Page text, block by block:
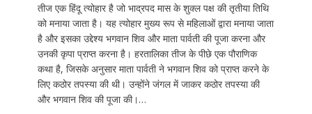
तीज एक हिंदू त्योहार है जो भाद्रपद मास के शुक्ल पक्ष की तृतीया तिथि
को मनाया जाता है। यह त्योहार मुख्य रूप से महिलाओं द्वारा मनाया जाता
है और इसका उद्देश्य भगवान शिव और माता पार्वती की पूजा करना और
उनकी कृपा प्राप्त करना है। हरतालिका तीज के पीछे एक पौराणिक
कथा है, जिसके अनुसार माता पार्वती ने भगवान शिव को प्राप्त करने के
लिए कठोर तपस्या की थी। उन्होंने जंगल में जाकर कठोर तपस्या की
और भगवान शिव की पूजा की।…